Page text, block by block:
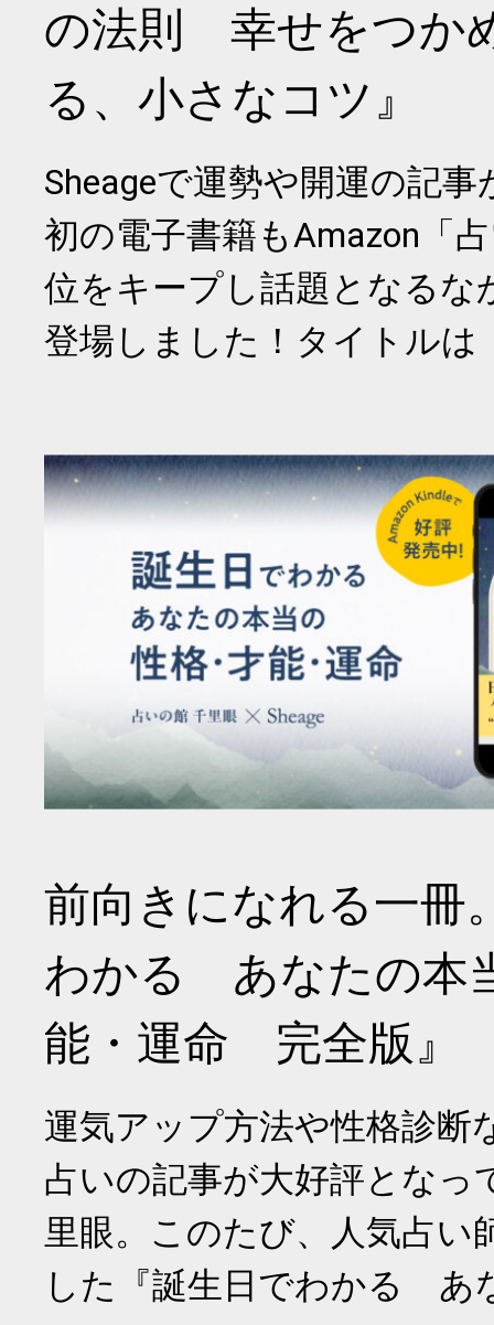
の法則 幸せをつか
る、小さなコツ』
Sheageで運勢や開運の記
初の電子書籍もAmazon「
位をキープし話題となるな
登場しました！タイトルは
前向きになれる一冊
わかる あなたの本
能・運命 完全版』
運気アップ方法や性格診断
占いの記事が大好評となっ
里眼。このたび、人気占い
した『誕生日でわかる あ